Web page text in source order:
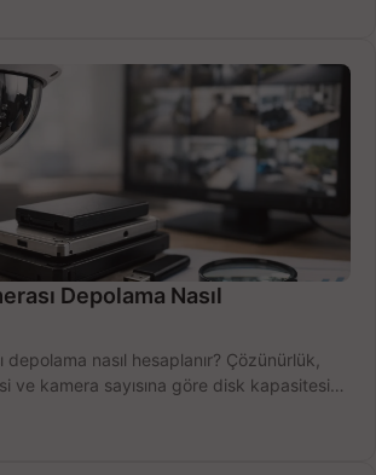
Depolama Nasıl
depolama nasıl hesaplanır? Çözünürlük,
ve kamera sayısına göre disk kapasitesini